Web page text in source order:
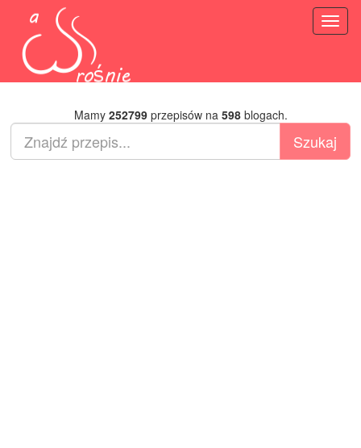
Mamy 252799przepisów na 598blogach.